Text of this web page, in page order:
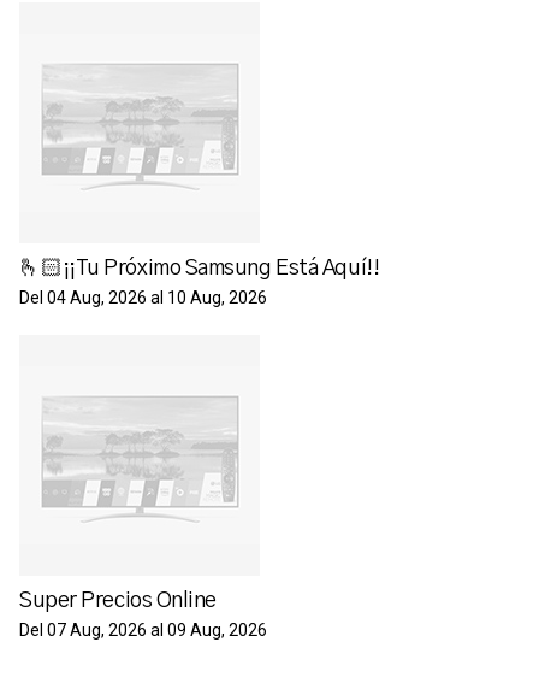
🫰🏻¡¡Tu Próximo Samsung Está Aquí!!
Del 04 Aug, 2026 al 10 Aug, 2026
Super Precios Online
Del 07 Aug, 2026 al 09 Aug, 2026